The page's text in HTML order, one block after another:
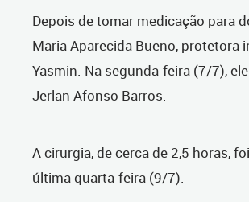
Depois de tomar medicação para
Maria Aparecida Bueno, protetora
Yasmin. Na segunda-feira (7/7),
Jerlan Afonso Barros.
A cirurgia, de cerca de 2,5 horas,
última quarta-feira (9/7).